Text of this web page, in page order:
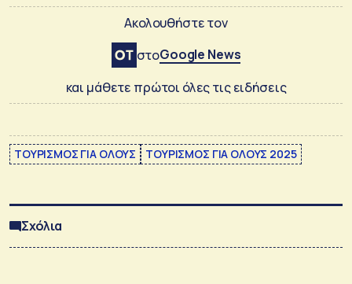
Ακολουθήστε τον
στοGoogle News
και μάθετε πρώτοι όλες τις ειδήσεις
ΤΟΥΡΙΣΜΟΣ ΓΙΑ ΟΛΟΥΣ ΤΟΥΡΙΣΜΟΣ ΓΙΑ ΟΛΟΥΣ 2025
Σχόλια